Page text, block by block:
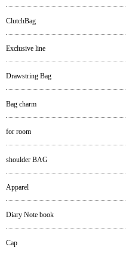
ClutchBag
Exclusive line
Drawstring Bag
Bag charm
for room
shoulder BAG
Apparel
Diary Note book
Cap